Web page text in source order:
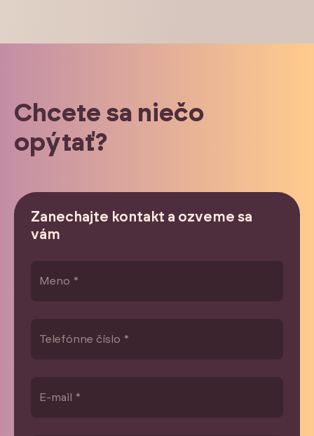
Chcete sa niečo
opýtať?
Zanechajte kontakt a ozveme sa
vám